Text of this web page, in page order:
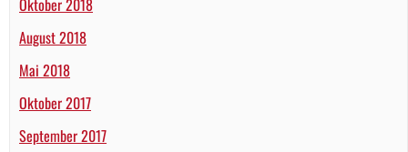
Oktober 2018
August 2018
Mai 2018
Oktober 2017
September 2017